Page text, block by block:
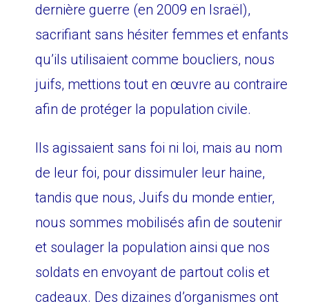
dernière guerre (en 2009 en Israël),
sacrifiant sans hésiter femmes et enfants
qu’ils utilisaient comme boucliers, nous
juifs, mettions tout en œuvre au contraire
afin de protéger la population civile.
Ils agissaient sans foi ni loi, mais au nom
de leur foi, pour dissimuler leur haine,
tandis que nous, Juifs du monde entier,
nous sommes mobilisés afin de soutenir
et soulager la population ainsi que nos
soldats en envoyant de partout colis et
cadeaux. Des dizaines d’organismes ont